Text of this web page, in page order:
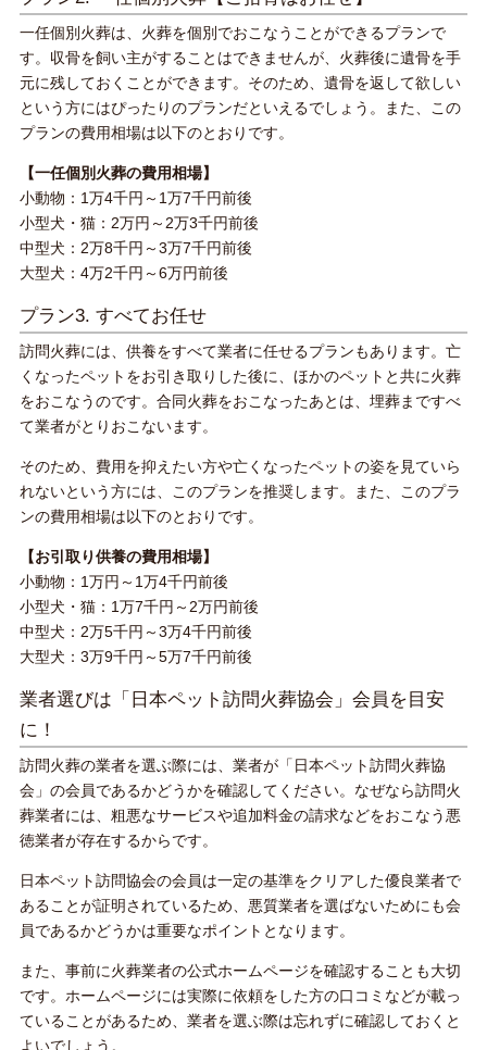
一任個別火葬は、火葬を個別でおこなうことができるプランで
す。収骨を飼い主がすることはできませんが、火葬後に遺骨を手
元に残しておくことができます。そのため、遺骨を返して欲しい
という方にはぴったりのプランだといえるでしょう。また、この
プランの費用相場は以下のとおりです。
【一任個別火葬の費用相場】
小動物：1万4千円～1万7千円前後
小型犬・猫：2万円～2万3千円前後
中型犬：2万8千円～3万7千円前後
大型犬：4万2千円～6万円前後
プラン3. すべてお任せ
訪問火葬には、供養をすべて業者に任せるプランもあります。亡
くなったペットをお引き取りした後に、ほかのペットと共に火葬
をおこなうのです。合同火葬をおこなったあとは、埋葬まですべ
て業者がとりおこないます。
そのため、費用を抑えたい方や亡くなったペットの姿を見ていら
れないという方には、このプランを推奨します。また、このプラ
ンの費用相場は以下のとおりです。
【お引取り供養の費用相場】
小動物：1万円～1万4千円前後
小型犬・猫：1万7千円～2万円前後
中型犬：2万5千円～3万4千円前後
大型犬：3万9千円～5万7千円前後
業者選びは「日本ペット訪問火葬協会」会員を目安
に！
訪問火葬の業者を選ぶ際には、業者が「日本ペット訪問火葬協
会」の会員であるかどうかを確認してください。なぜなら訪問火
葬業者には、粗悪なサービスや追加料金の請求などをおこなう悪
徳業者が存在するからです。
日本ペット訪問協会の会員は一定の基準をクリアした優良業者で
あることが証明されているため、悪質業者を選ばないためにも会
員であるかどうかは重要なポイントとなります。
また、事前に火葬業者の公式ホームページを確認することも大切
です。ホームページには実際に依頼をした方の口コミなどが載っ
ていることがあるため、業者を選ぶ際は忘れずに確認しておくと
よいでしょう。